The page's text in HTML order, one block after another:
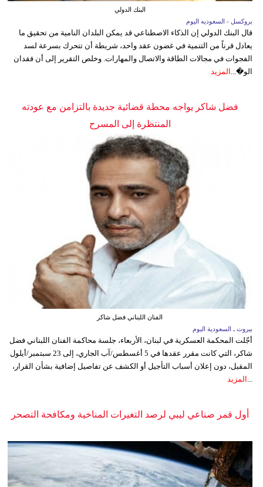
البنك الدولي
بروكسل - السعوديه اليوم
قال البنك الدولي إن الذكاء الاصطناعي قد يمكن البلدان النامية من تحقيق ما
يعادل قرناً من التنمية في غضون عقد واحد، شريطة أن تتحرك بسرعة لسد
الفجوات في مجالات الطاقة والاتصال والمهارات. وخلص التقرير إلى أن فقدان
الو�... المزيد
فضل شاكر يواجه محطة قضائية جديدة بالتزامن مع عودته
المنتظرة إلى المسرح
الفنان اللبناني فضل شاكر
بيروت ـ السعودية اليوم
أجّلت المحكمة العسكرية في لبنان، الأربعاء، جلسة محاكمة الفنان اللبناني فضل
شاكر، التي كانت مقرر عقدها في 5 أغسطس/آب الجاري، إلى 23 سبتمبر/أيلول
المقبل، دون إعلان أسباب التأجيل أو الكشف عن تفاصيل إضافية بشأن القرار،
... المزيد
أول قمر صناعي ليبي لرصد التغيرات المناخية ومكافحة التصحر